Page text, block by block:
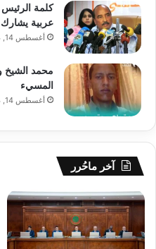
كلمة
عربية يشارك
أغسطس 14, 2024
محمد الشيخ
المسيء
أغسطس 14, 2024
آخر ماحُرر